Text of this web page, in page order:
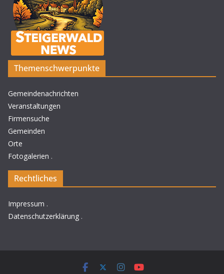
Themenschwerpunkte
Gemeindenachrichten
Veranstaltungen
Firmensuche
Gemeinden
Orte
Fotogalerien .
Rechtliches
Impressum .
Datenschutzerklärung .